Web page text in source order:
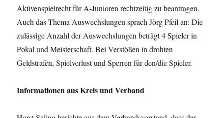
Aktivenspielrecht für A-Junioren rechtzeitig zu beantragen.
Auch das Thema Auswechslungen sprach Jörg Pfeil an: Die
zulässige Anzahl der Auswechslungen beträgt 4 Spieler in
Pokal und Meisterschaft. Bei Verstößen in drohten
Geldstrafen, Spielverlust und Sperren für den/die Spieler.
Informationen aus Kreis und Verband